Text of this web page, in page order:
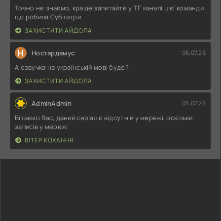
Точно не знаємо, краще запитайте у ТГ каналі цієї команди
що робила Субтитри
ЗАХИСТИТИ АЙДОЛА
Н Ностардамус 06.07.26
А озвучка на українській мові буде?
ЗАХИСТИТИ АЙДОЛА
AdminAdmin 05.07.26
Вітаємо Вас, даний серіал є відсутній у мережі, оскільки
записів у мережі
ВІТЕР КОХАННЯ